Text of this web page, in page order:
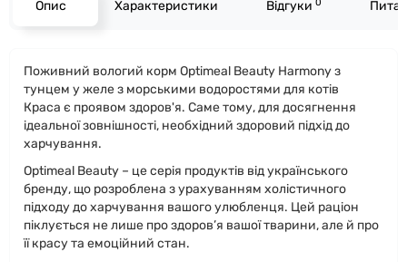
Опис Характеристики Відгуки
Поживний вологий корм Optimeal Beauty Harmony з
тунцем у желе з морськими водоростями для котів
Краса є проявом здоров'я. Саме тому, для досягнення
ідеальної зовнішності, необхідний здоровий підхід до
харчування.
Optimeal Beauty – це серія продуктів від українського
бренду, що розроблена з урахуванням холістичного
підходу до харчування вашого улюбленця. Цей раціон
піклується не лише про здоров’я вашої тварини, але й про
її красу та емоційний стан.